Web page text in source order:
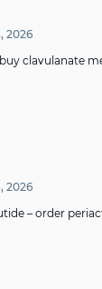
2026
buy clavulanate
2026
– order